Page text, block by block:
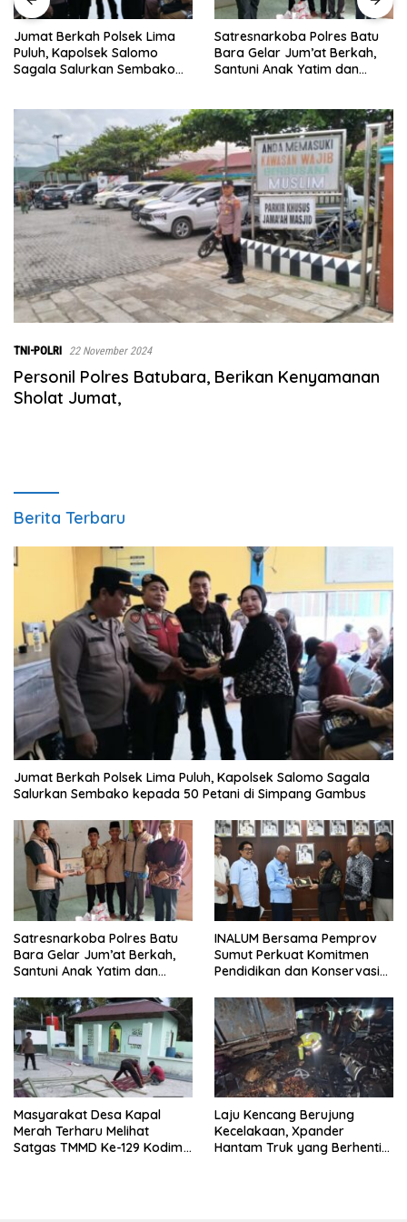
Satresnarkoba Polres Batu
Bara Gelar Jum’at Berkah,
Santuni Anak Yatim dan
INALUM Bersama
Sumut Perkuat
Pendidikan dan
TNI-POLRI 22 November 2024
Personil Polres Batubara, Berikan Kenyamanan
Sholat Jumat,
Berita Terbaru
Jumat Berkah Polsek Lima Puluh, Kapolsek Salomo Sagala
Salurkan Sembako kepada 50 Petani di Simpang Gambus
Satresnarkoba Polres Batu
Bara Gelar Jum’at Berkah,
Santuni Anak Yatim dan
INALUM Bersama Pemprov
Sumut Perkuat Komitmen
Pendidikan dan Konservasi
Masyarakat Desa Kapal
Merah Terharu Melihat
Satgas TMMD Ke-129 Kodim
Laju Kencang Berujung
Kecelakaan, Xpander
Hantam Truk yang Berhenti